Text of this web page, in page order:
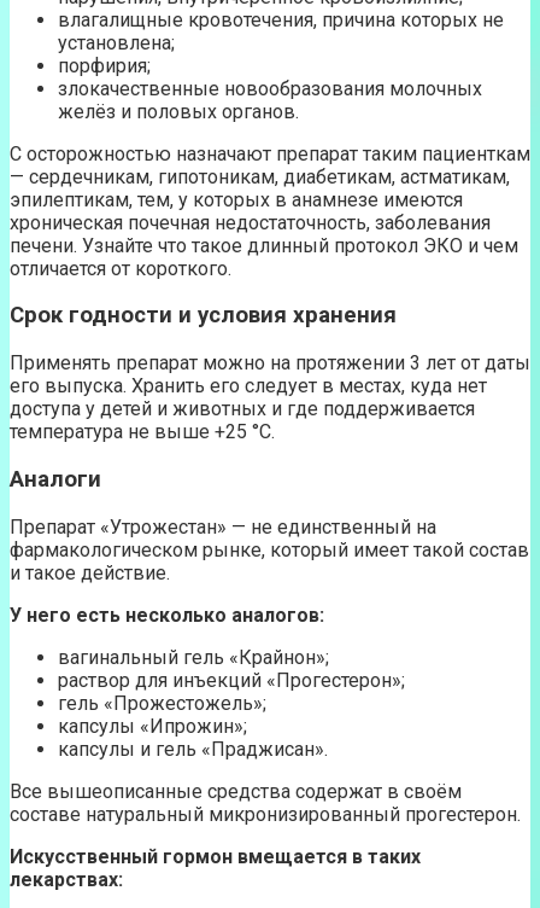
влагалищные кровотечения, причина которых не
установлена;
порфирия;
злокачественные новообразования молочных
желёз и половых органов.
С осторожностью назначают препарат таким пациенткам
— сердечникам, гипотоникам, диабетикам, астматикам,
эпилептикам, тем, у которых в анамнезе имеются
хроническая почечная недостаточность, заболевания
печени. Узнайте что такое длинный протокол ЭКО и чем
отличается от короткого.
Срок годности и условия хранения
Применять препарат можно на протяжении 3 лет от даты
его выпуска. Хранить его следует в местах, куда нет
доступа у детей и животных и где поддерживается
температура не выше +25 °С.
Аналоги
Препарат «Утрожестан» — не единственный на
фармакологическом рынке, который имеет такой состав
и такое действие.
У него есть несколько аналогов:
вагинальный гель «Крайнон»;
раствор для инъекций «Прогестерон»;
гель «Прожестожель»;
капсулы «Ипрожин»;
капсулы и гель «Праджисан».
Все вышеописанные средства содержат в своём
составе натуральный микронизированный прогестерон.
Искусственный гормон вмещается в таких
лекарствах: